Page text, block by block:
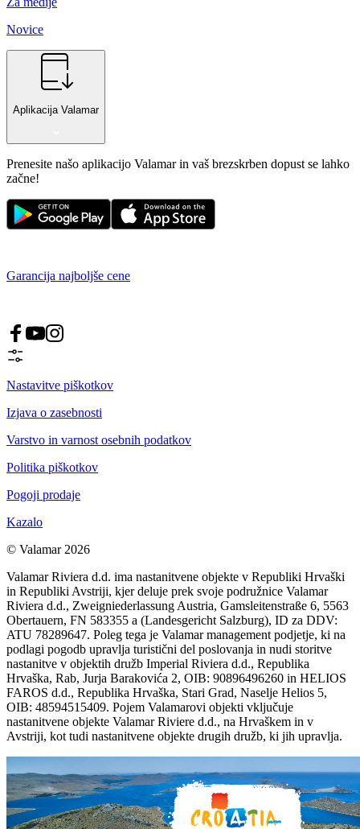
Novice
Aplikacija Valamar
Prenesite našo aplikacijo Valamar in vaš brezskrben dopust se lahko
začne!
Garancija najboljše cene
Nastavitve piškotkov
Izjava o zasebnosti
Varstvo in varnost osebnih podatkov
Politika piškotkov
Pogoji prodaje
Kazalo
© Valamar 2026
Valamar Riviera d.d. ima nastanitvene objekte v Republiki Hrvaški
in Republiki Avstriji, kjer deluje prek svoje podružnice Valamar
Riviera d.d., Zweigniederlassung Austria, Gamsleitenstraße 6, 5563
Obertauern, FN 583355 a (Landesgericht Salzburg), ID za DDV:
ATU 78289647. Poleg tega je Valamar management podjetje, ki na
podlagi pogodb upravlja turistični del poslovanja in nudi storitve
nastanitve v objektih družb Imperial Riviera d.d., Republika
Hrvaška, Rab, Jurja Barakovića 2, OIB: 90896496260 in HELIOS
FAROS d.d., Republika Hrvaška, Stari Grad, Naselje Helios 5,
OIB: 48594515409. Pojem Valamarovi objekti vključuje
nastanitvene objekte Valamar Riviere d.d., na Hrvaškem in v
Avstriji, kot tudi nastanitvene objekte drugih družb, ki jih upravlja.